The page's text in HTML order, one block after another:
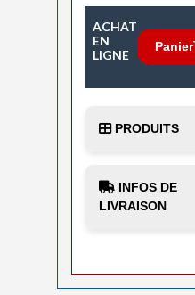
ACHAT
EN
LIGNE
Panier
PRODUITS
INFOS DE
LIVRAISON